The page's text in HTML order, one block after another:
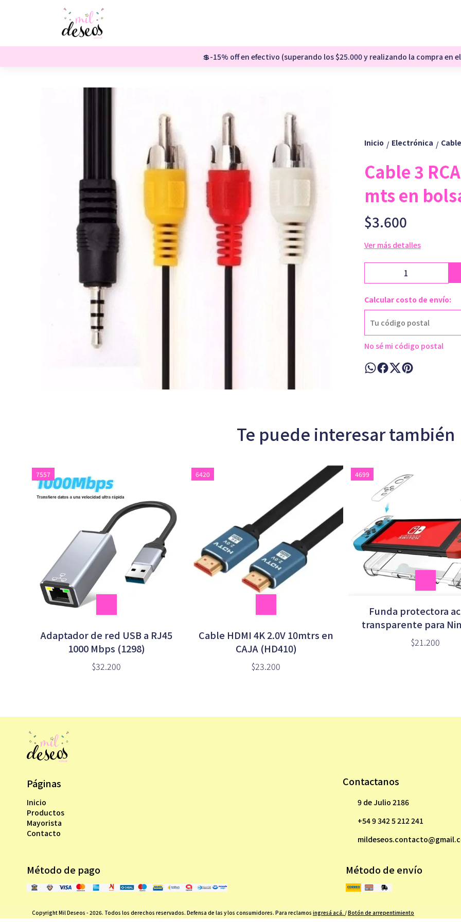
💲-15% off en efectivo (superando los $25.000 y realizando la compra en
Inicio / Electrónica /
Cable 3
mts en
$3.600
Ver más detalles
Calcular costo de envío:
No sé mi código postal
Te puede interesar también
7557
Adaptador de red USB a RJ45
1000 Mbps (1298)
$32.200
6420
Cable HDMI 4K 2.0V 10mtrs en
CAJA (HD410)
$23.200
4699
Funda protectora
transparente para
Switch en caja
$21.200
Páginas
Inicio
Productos
Mayorista
Contacto
Contactanos
9 de Julio 2186
+54 9 342 5 212 241
Método de pago Método de envío
Copyright Mil Deseos - 2026. Todos los derechos reservados. Defensa de las y los consumidores. Para reclamos ingresá acá. /Botón de arrepentimiento